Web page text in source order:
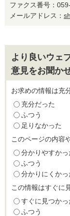
ファクス番号：
メールアドレス：
より良いウェ
意見をお聞か
お求めの情報は充
充分だった
ふつう
足りなかった
このページの内容
分かりやすかっ
ふつう
分かりにくかっ
この情報はすぐに
すぐに見つかっ
ふつう